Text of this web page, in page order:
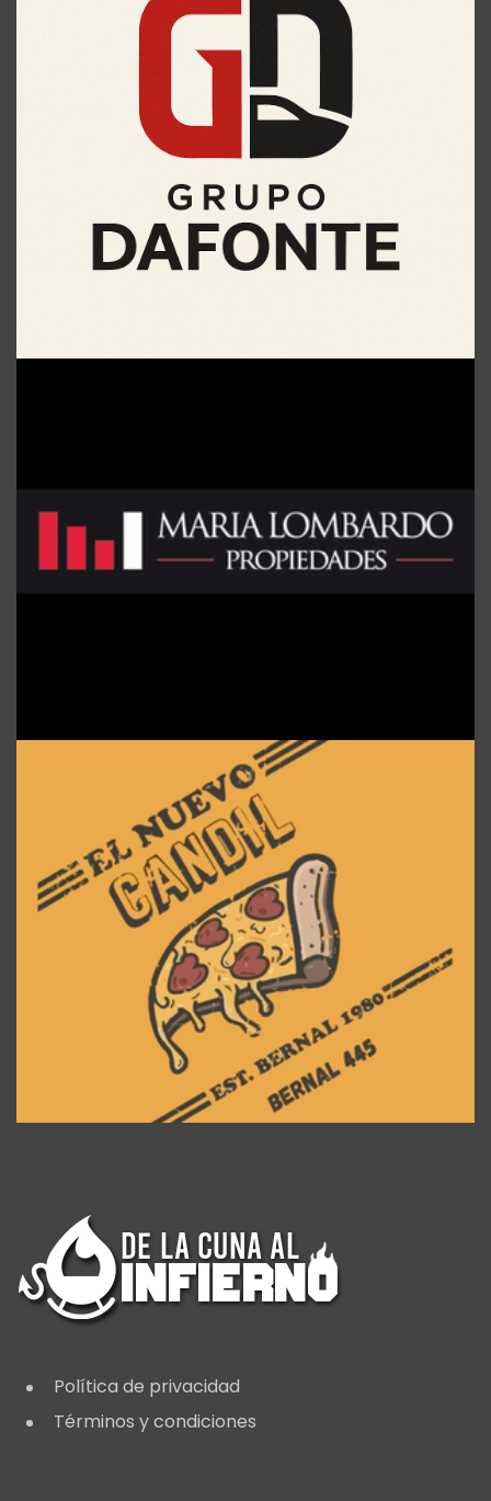
Política de privacidad
Términos y condiciones